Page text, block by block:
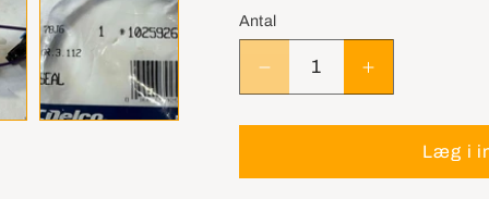
Antal
Reducer
antallet
for
10259269
Øg
antallet
for
10259269
Læg i